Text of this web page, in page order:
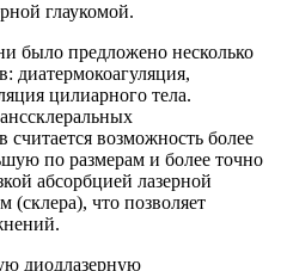
глаукомой.
было предложено несколько
диатермокоагуляция,
цилиарного тела.
возможность более
по размерам и более точно
абсорбцией лазерной
(склера), что позволяет
диодлазерную